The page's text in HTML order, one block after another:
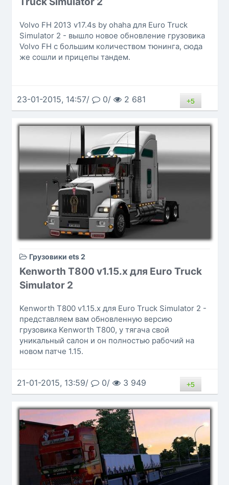
Volvo FH 2013 v17.4s by ohaha для Euro Truck
Simulator 2 - вышло новое обновление грузовика
Volvo FH с большим количеством тюнинга, сюда
же сошли и прицепы тандем.
23-01-2015, 14:57/ 0/ 2 681 +5
Грузовики ets 2
Kenworth T800 v1.15.x для Euro Truck
Simulator 2
Kenworth T800 v1.15.x для Euro Truck Simulator 2 -
представляем вам обновленную версию
грузовика Kenworth T800, у тягача свой
уникальный салон и он полностью рабочий на
новом патче 1.15.
21-01-2015, 13:59/ 0/ 3 949 +5